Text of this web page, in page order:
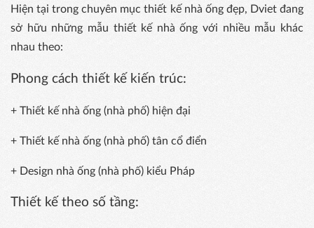
Hiện tại trong chuyên mục thiết kế nhà ống đẹp, Dviet đang
sở hữu những mẫu thiết kế nhà ống với nhiều mẫu khác
nhau theo:
Phong cách thiết kế kiến ​​trúc:
+ Thiết kế nhà ống (nhà phố) hiện đại
+ Thiết kế nhà ống (nhà phố) tân cổ điển
+ Design nhà ống (nhà phố) kiểu Pháp
Thiết kế theo số tầng: